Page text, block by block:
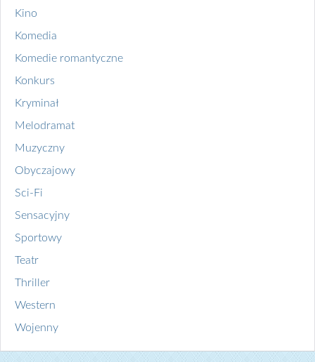
Kino
Komedia
Komedie romantyczne
Konkurs
Kryminał
Melodramat
Muzyczny
Obyczajowy
Sci-Fi
Sensacyjny
Sportowy
Teatr
Thriller
Western
Wojenny